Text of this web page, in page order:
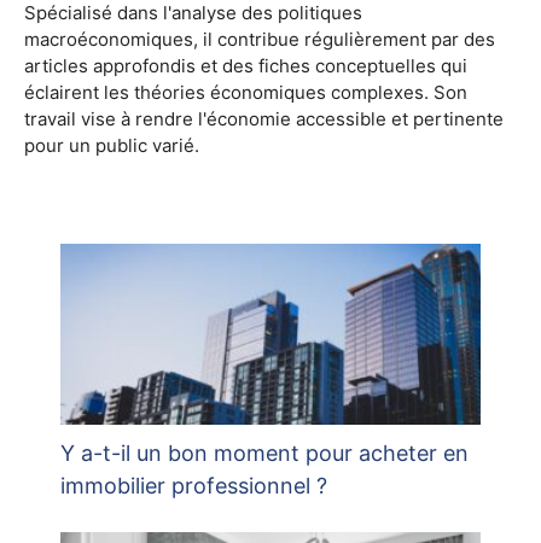
Spécialisé dans l'analyse des politiques
macroéconomiques, il contribue régulièrement par des
articles approfondis et des fiches conceptuelles qui
éclairent les théories économiques complexes. Son
travail vise à rendre l'économie accessible et pertinente
pour un public varié.
Y a-t-il un bon moment pour acheter en
immobilier professionnel ?